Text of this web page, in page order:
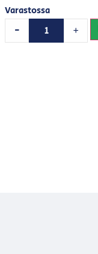
Varastossa
- +